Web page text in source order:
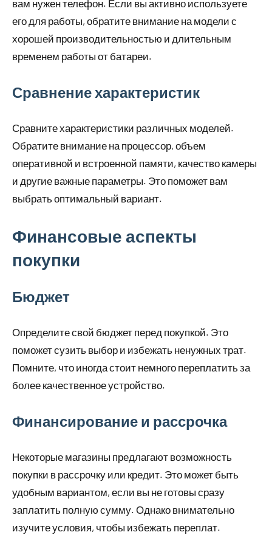
вам нужен телефон. Если вы активно используете
его для работы, обратите внимание на модели с
хорошей производительностью и длительным
временем работы от батареи.
Сравнение характеристик
Сравните характеристики различных моделей.
Обратите внимание на процессор, объем
оперативной и встроенной памяти, качество камеры
и другие важные параметры. Это поможет вам
выбрать оптимальный вариант.
Финансовые аспекты
покупки
Бюджет
Определите свой бюджет перед покупкой. Это
поможет сузить выбор и избежать ненужных трат.
Помните, что иногда стоит немного переплатить за
более качественное устройство.
Финансирование и рассрочка
Некоторые магазины предлагают возможность
покупки в рассрочку или кредит. Это может быть
удобным вариантом, если вы не готовы сразу
заплатить полную сумму. Однако внимательно
изучите условия, чтобы избежать переплат.